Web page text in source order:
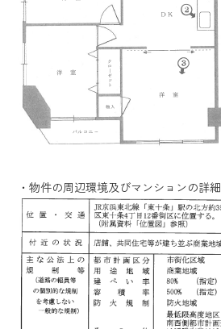
・物件の周辺環境及びマンションの詳細